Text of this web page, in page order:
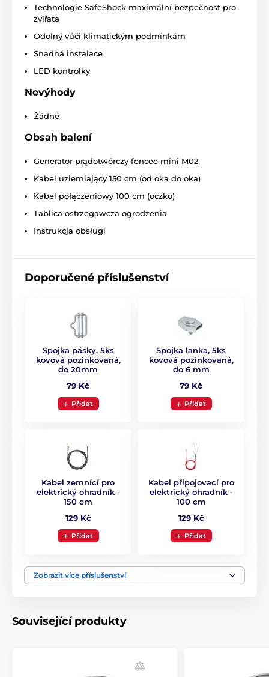
Technologie SafeShock maximální bezpečnost pro
zvířata
Odolný vůči klimatickým podmínkám
Snadná instalace
LED kontrolky
Nevýhody
Žádné
Obsah balení
Generator prądotwórczy fencee mini M02
Kabel uziemiający 150 cm (od oka do oka)
Kabel połączeniowy 100 cm (oczko)
Tablica ostrzegawcza ogrodzenia
Instrukcja obsługi
Doporučené příslušenství
Spojka pásky, 5ks
kovová pozinkovaná,
do 20mm
79 Kč
Přidat
Spojka lanka, 5ks
kovová pozinkovaná,
do 6 mm
79 Kč
Přidat
Kabel zemnící pro
elektrický ohradník -
150 cm
129 Kč
Přidat
Kabel připojovací pro
elektrický ohradník -
100 cm
129 Kč
Přidat
Zobrazit více příslušenství
Související produkty